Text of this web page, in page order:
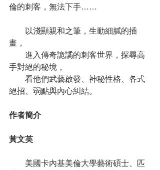
倫的刺客，無法下手……
以淺顯親和之筆，生動細膩的插
畫，
進入傳奇詭譎的刺客世界，探尋高
手對絕的秘境，
看他們武藝啟發、神秘性格、各式
絕招、弱點與內心糾結。
作者簡介
黃文英
美國卡內基美倫大學藝術碩士、匹